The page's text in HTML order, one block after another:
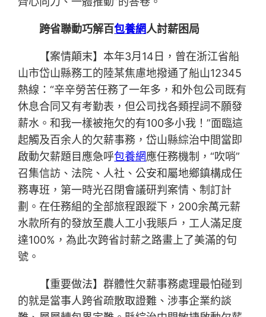
跨省聯動巧解百包養網人討薪困局
【案情顛末】本年3月14日，曾在浙江省船
山市岱山縣務工的陸某焦慮地撥通了船山12345
熱線：“辛辛勞苦任務了一年多，和外包公司既有
休息合同又有考勤表，但公司找各類捏詞不願發
薪水。和我一樣被拖欠的有100多小我！”面臨這
起觸及百余人的欠薪事務，岱山縣綜治中間當即
啟動欠薪題目應急呼包養網應任務機制，“吹哨”
召集信訪、法院、人社、公安和屬地鄉鎮構成任
務專班，第一時光召閉會議研判案情、制訂計
劃。在任務組的全部旅程跟蹤下，200余萬元薪
水款所有的發放至農人工小我賬戶，工人滿足度
達100%，為此次跨省討薪之路畫上了美滿的句
號。
【重要做法】群體性欠薪事務處理最怕碰到
的就是當事人跨省疏散取證難、涉事企業約談